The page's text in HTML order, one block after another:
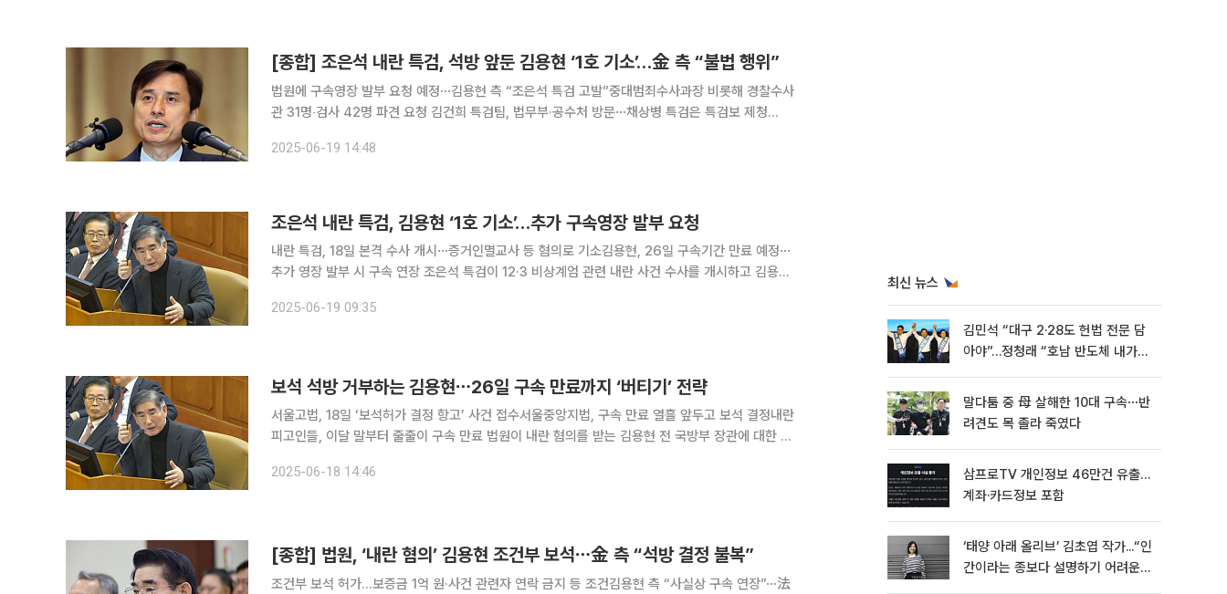
[종합] 조은석 내란 특검, 석방 앞둔 김용현 ‘1호 기소’…金 측 “불법 행위”
법원에 구속영장 발부 요청 예정⋯김용현 측 “조은석 특검 고발”중대범죄수사과장 비롯해 경찰수사
관 31명‧검사 42명 파견 요청 김건희 특검팀, 법무부·공수처 방문⋯채상병 특검은 특검보 제청
넘겼다. 구속 기간 만료로 석방을 앞둔 핵심 피의자의 신병부터 확
2025-06-19 14:48
조은석 내란 특검, 김용현 ‘1호 기소’…추가 구속영장 발부 요청
내란 특검, 18일 본격 수사 개시⋯증거인멸교사 등 혐의로 기소김용현, 26일 구속기간 만료 예정⋯
추가 영장 발부 시 구속 연장 조은석 특검이 12·3 비상계엄 관련 내란 사건 수사를 개시하고 김용현
검은 19일 “경찰‧검찰과 협력해 필요한 준비를
2025-06-19 09:35
보석 석방 거부하는 김용현⋯26일 구속 만료까지 ‘버티기’ 전략
서울고법, 18일 ‘보석허가 결정 항고’ 사건 접수서울중앙지법, 구속 만료 열흘 앞두고 보석 결정내란
피고인들, 이달 말부터 줄줄이 구속 만료 법원이 내란 혐의를 받는 김용현 전 국방부 장관에 대한 보
올 구속 만료까지 버티겠다는 것인데, 피고인이 석방을 거부
2025-06-18 14:46
[종합] 법원, ‘내란 혐의’ 김용현 조건부 보석⋯金 측 “석방 결정 불복”
조건부 보석 허가…보증금 1억 원·사건 관련자 연락 금지 등 조건김용현 측 “사실상 구속 연장”⋯法
최신 뉴스
김민석 “대구 2·28도 헌법 전문 담
아야”…정청래 “호남 반도체 내가
말다툼 중 母 살해한 10대 구속⋯반
려견도 목 졸라 죽였다
삼프로TV 개인정보 46만건 유출…
계좌·카드정보 포함
‘태양 아래 올리브’ 김초엽 작가...“인
간이라는 종보다 설명하기 어려운